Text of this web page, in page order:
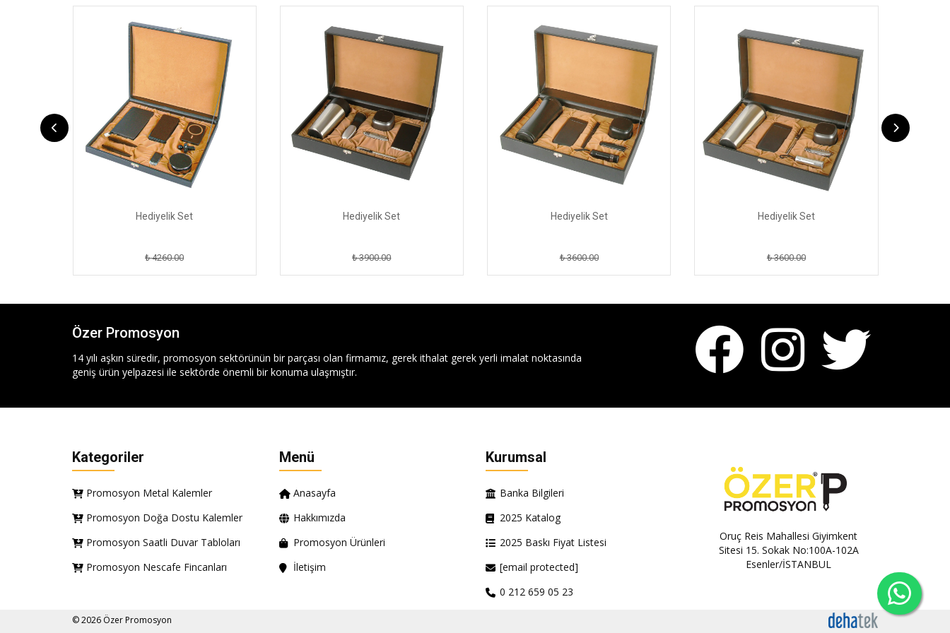
Hediyelik Set
₺ 4260.00
Hediyelik Set
₺ 3900.00
Hediyelik Set
₺ 3600.00
Hediyelik Set
₺ 3600.00
Özer Promosyon
14 yılı aşkın süredir, promosyon sektörünün bir parçası olan firmamız, gerek ithalat gerek yerli imalat noktasında
geniş ürün yelpazesi ile sektörde önemli bir konuma ulaşmıştır.
Kategoriler
Promosyon Metal Kalemler
Promosyon Doğa Dostu Kalemler
Promosyon Saatli Duvar Tabloları
Promosyon Nescafe Fincanları
Menü
Anasayfa
Hakkımızda
Promosyon Ürünleri
İletişim
Kurumsal
Banka Bilgileri
2025 Katalog
2025 Baskı Fiyat Listesi
[email protected]
0 212 659 05 23
Oruç Reis Mahallesi Giyimkent
Sitesi 15. Sokak No:100A-102A
Esenler/İSTANBUL
© 2026 Özer Promosyon